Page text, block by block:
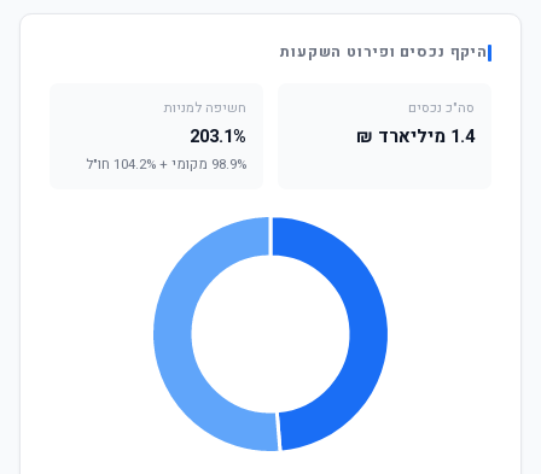
היקף נכסים ופירוט השקעות
סה"כ נכסים
1.4 מיליארד ₪
חשיפה למניות
203.1%
98.9% מקומי + 104.2% חו"ל